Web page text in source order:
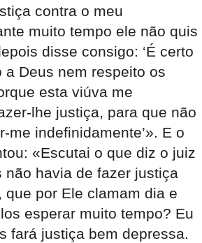
contra o meu
muito tempo ele não quis
disse consigo: ‘É certo
a Deus nem respeito os
esta viúva me
lhe justiça, para que não
me indefinidamente’». E o
«Escutai o que diz o juiz
não havia de fazer justiça
que por Ele clamam dia e
esperar muito tempo? Eu
fará justiça bem depressa.